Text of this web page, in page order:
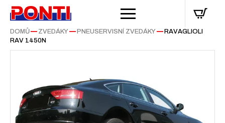
DOMŮ— ZVEDÁKY— PNEUSERVISNÍ ZVEDÁKY— RAVAGLIOLI
RAV 1450N